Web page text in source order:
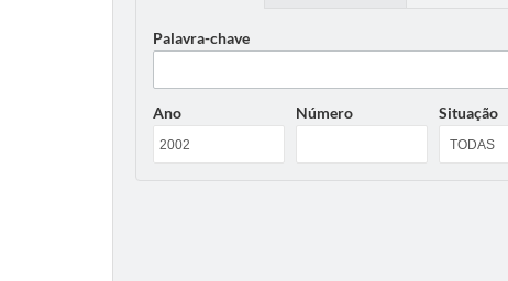
Palavra-chave
Ano Número Situação